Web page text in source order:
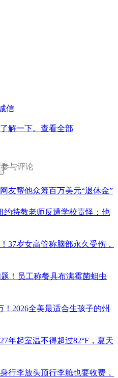
信
解一下。 查看全部
与评论
友帮他众筹百万美元“退休金”
约特教老师反遭学校责怪：他
37岁女高管称脑部永久受伤，
！员工称餐具布满霉菌蛆虫
2026全美最适合生孩子的州
年起室温不得超过82°F，夏天
行李放头顶行李舱也要收费，